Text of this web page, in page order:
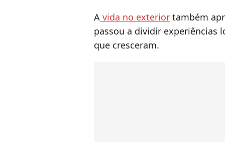
A vida no exterior também
passou a dividir experiências
que cresceram.